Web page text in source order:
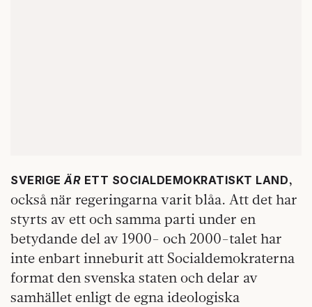
SVERIGEÄR ETT SOCIALDEMOKRATISKT LAND,
också när regeringarna varit blåa. Att det har
styrts av ett och samma parti under en
betydande del av 1900- och 2000-talet har
inte enbart inneburit att Socialdemokraterna
format den svenska staten och delar av
samhället enligt de egna ideologiska